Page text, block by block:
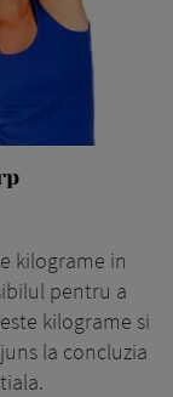
kilograme in
pentru a
kilograme si
la concluzia